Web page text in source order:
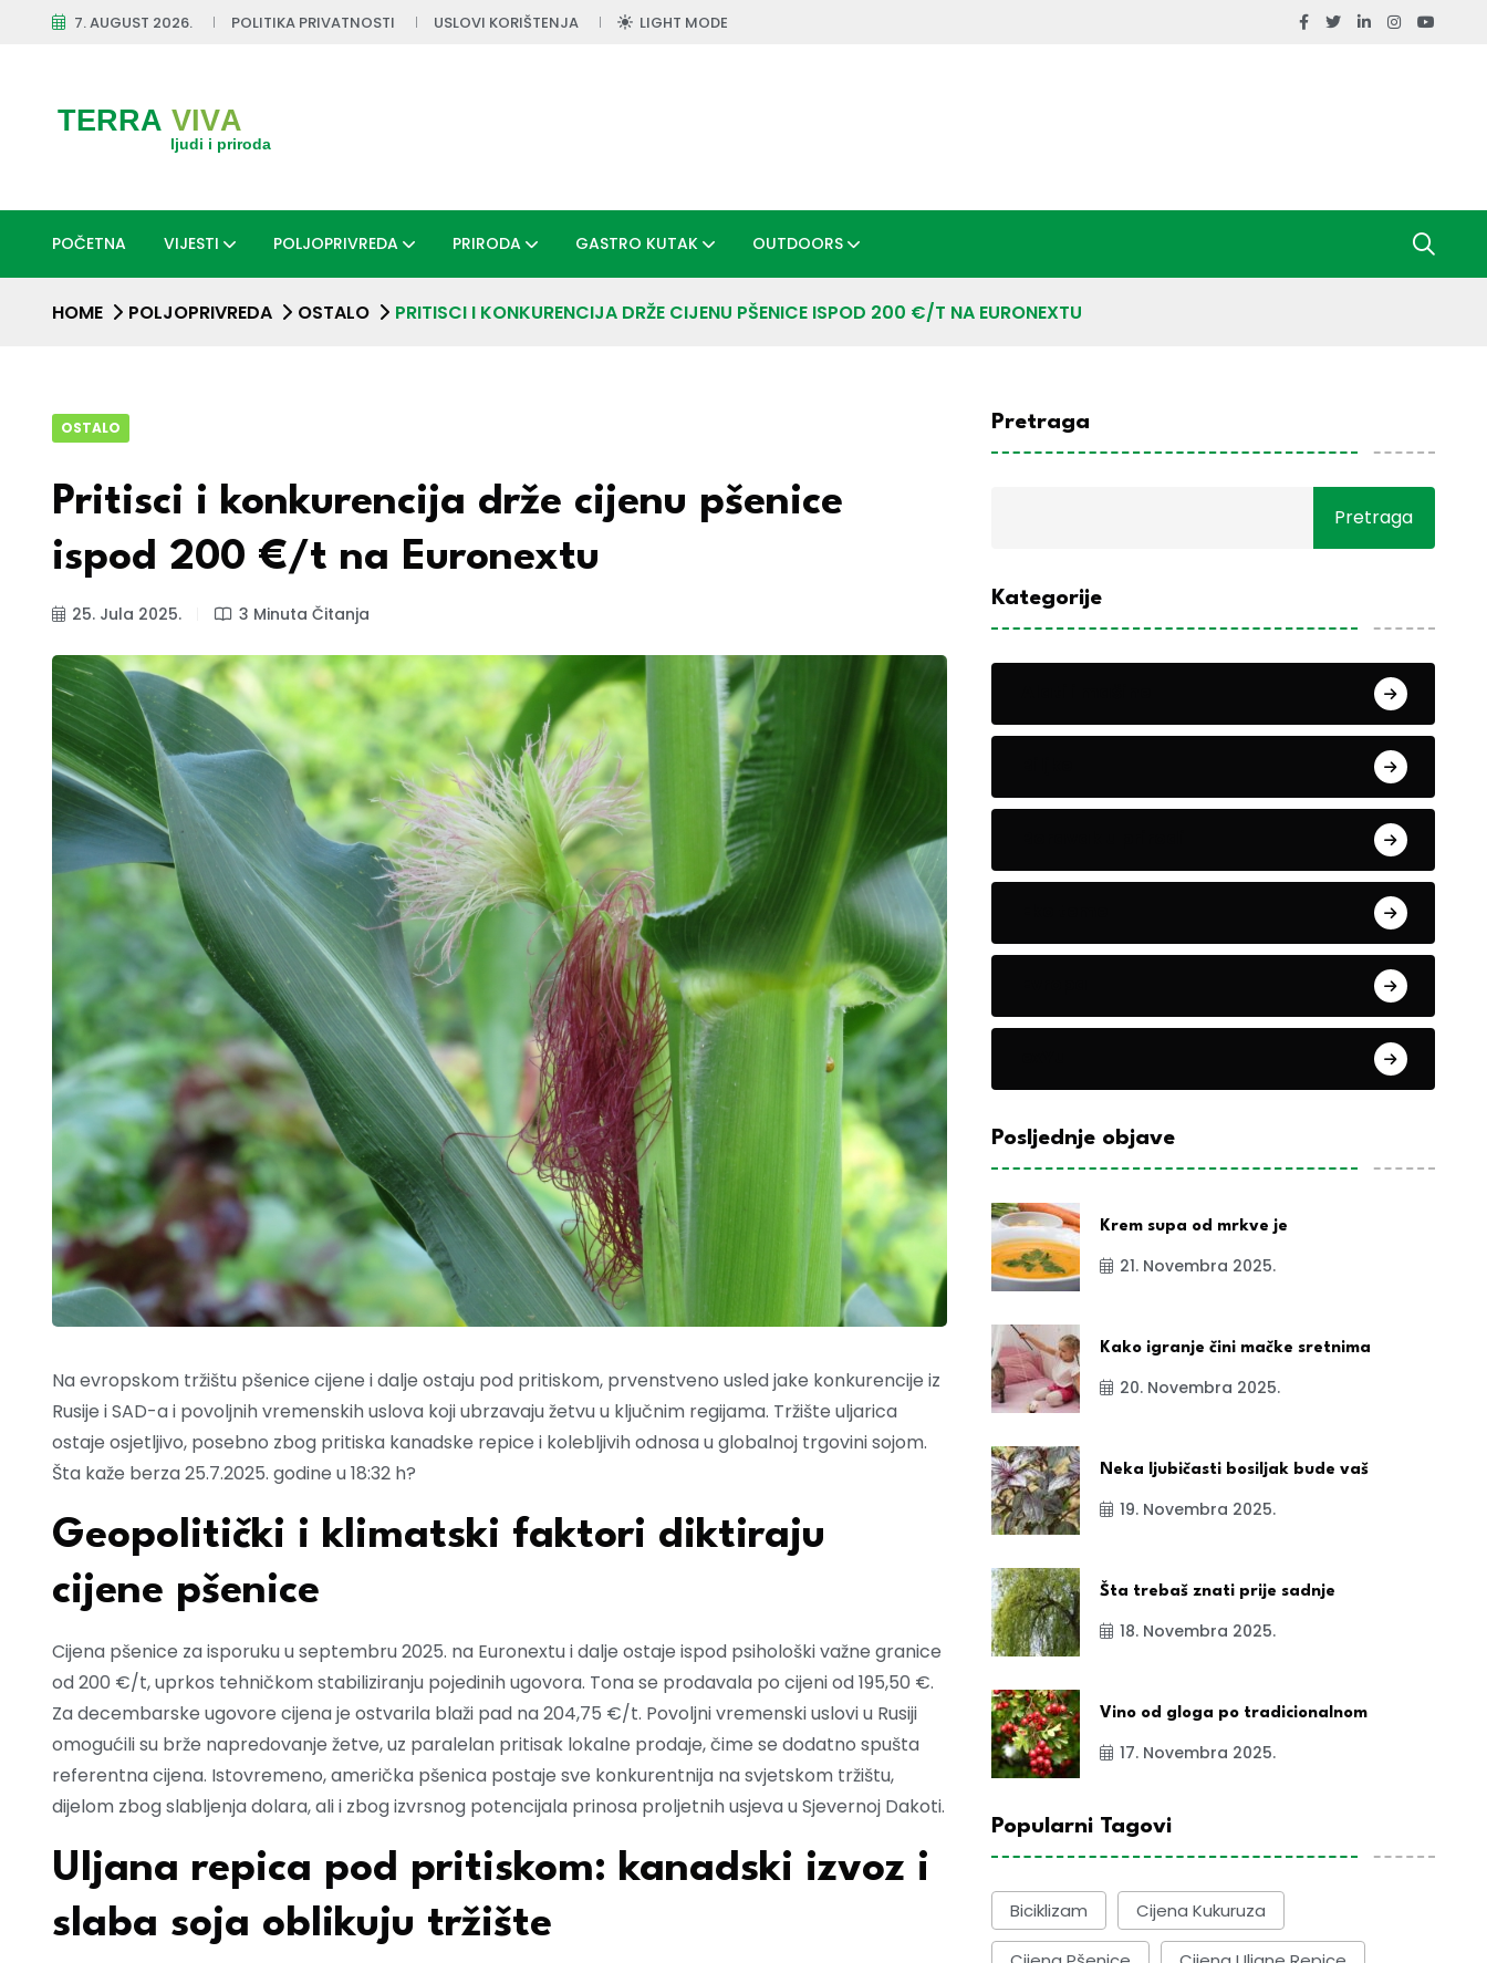
7. AUGUST 2026. POLITIKA PRIVATNOSTI USLOVI KORIŠTENJA LIGHT MODE
POČETNA VIJESTI POLJOPRIVREDA PRIRODA GASTRO KUTAK OUTDOORS
HOME POLJOPRIVREDA OSTALO PRITISCI I KONKURENCIJA DRŽE CIJENU PŠENICE ISPOD 200 €/T NA EURONEXTU
OSTALO
Pritisci i konkurencija drže cijenu pšenice
ispod 200 €/t na Euronextu
25. Jula 2025. 3 Minuta Čitanja
Na evropskom tržištu pšenice cijene i dalje ostaju pod pritiskom, prvenstveno usled jake konkurencije iz
Rusije i SAD-a i povoljnih vremenskih uslova koji ubrzavaju žetvu u ključnim regijama. Tržište uljarica
ostaje osjetljivo, posebno zbog pritiska kanadske repice i kolebljivih odnosa u globalnoj trgovini sojom.
Šta kaže berza 25.7.2025. godine u 18:32 h?
Geopolitički i klimatski faktori diktiraju
cijene pšenice
Cijena pšenice za isporuku u septembru 2025. na Euronextu i dalje ostaje ispod psihološki važne granice
od 200 €/t, uprkos tehničkom stabiliziranju pojedinih ugovora. Tona se prodavala po cijeni od 195,50 €.
Za decembarske ugovore cijena je ostvarila blaži pad na 204,75 €/t. Povoljni vremenski uslovi u Rusiji
omogućili su brže napredovanje žetve, uz paralelan pritisak lokalne prodaje, čime se dodatno spušta
referentna cijena. Istovremeno, američka pšenica postaje sve konkurentnija na svjetskom tržištu,
dijelom zbog slabljenja dolara, ali i zbog izvrsnog potencijala prinosa proljetnih usjeva u Sjevernoj Dakoti.
Uljana repica pod pritiskom: kanadski izvoz i
slaba soja oblikuju tržište
Pretraga
Pretraga
Kategorije
Posljednje objave
Krem supa od mrkve je
21. Novembra 2025.
Kako igranje čini mačke sretnima
20. Novembra 2025.
Neka ljubičasti bosiljak bude vaš
19. Novembra 2025.
Šta trebaš znati prije sadnje
18. Novembra 2025.
Vino od gloga po tradicionalnom
17. Novembra 2025.
Popularni Tagovi
Biciklizam Cijena Kukuruza